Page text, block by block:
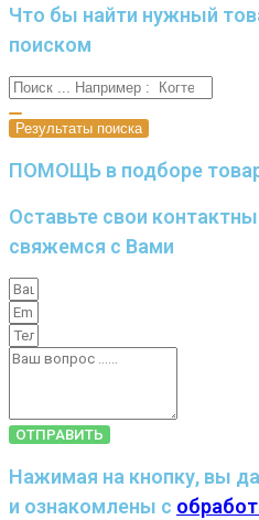
Что бы найти нужный
поиском
Результаты поиска
ПОМОЩЬ в подборе
Оставьте свои
свяжемся с Вами
ОТПРАВИТЬ
Нажимая на кнопку, вы
и ознакомлены с